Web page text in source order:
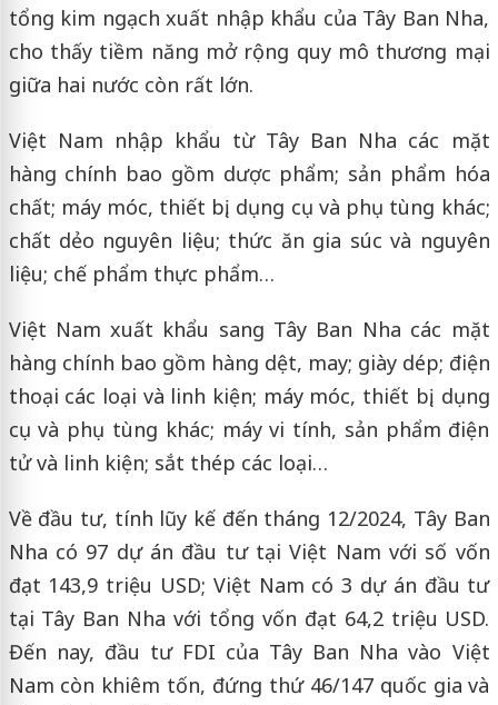
tổng kim ngạch xuất nhập khẩu của Tây Ban Nha,
cho thấy tiềm năng mở rộng quy mô thương mại
giữa hai nước còn rất lớn.
Việt Nam nhập khẩu từ Tây Ban Nha các mặt
hàng chính bao gồm dược phẩm; sản phẩm hóa
chất; máy móc, thiết bị, dụng cụ và phụ tùng khác;
chất dẻo nguyên liệu; thức ăn gia súc và nguyên
liệu; chế phẩm thực phẩm…
Việt Nam xuất khẩu sang Tây Ban Nha các mặt
hàng chính bao gồm hàng dệt, may; giày dép; điện
thoại các loại và linh kiện; máy móc, thiết bị, dụng
cụ và phụ tùng khác; máy vi tính, sản phẩm điện
tử và linh kiện; sắt thép các loại…
Về đầu tư, tính lũy kế đến tháng 12/2024, Tây Ban
Nha có 97 dự án đầu tư tại Việt Nam với số vốn
đạt 143,9 triệu USD; Việt Nam có 3 dự án đầu tư
tại Tây Ban Nha với tổng vốn đạt 64,2 triệu USD.
Đến nay, đầu tư FDI của Tây Ban Nha vào Việt
Nam còn khiêm tốn, đứng thứ 46/147 quốc gia và